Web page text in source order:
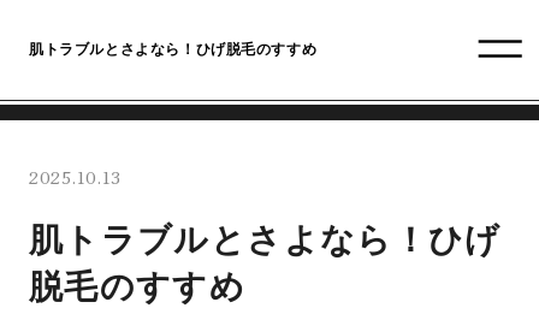
肌トラブルとさよなら！ひげ脱毛のすすめ
2025.10.13
肌トラブルとさよなら！ひげ
脱毛のすすめ